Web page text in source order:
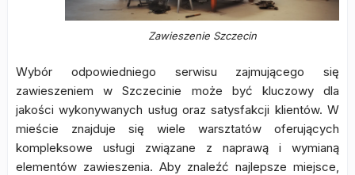
Zawieszenie Szczecin
Wybór odpowiedniego serwisu zajmującego się
zawieszeniem w Szczecinie może być kluczowy dla
jakości wykonywanych usług oraz satysfakcji klientów. W
mieście znajduje się wiele warsztatów oferujących
kompleksowe usługi związane z naprawą i wymianą
elementów zawieszenia. Aby znaleźć najlepsze miejsce,